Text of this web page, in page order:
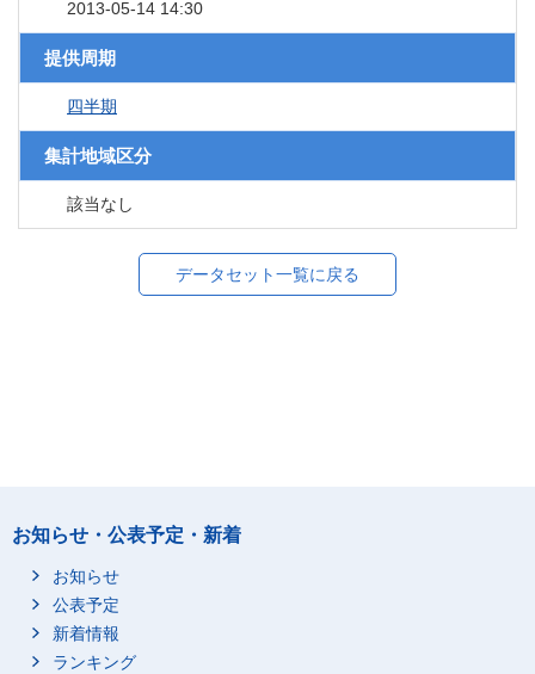
2013-05-14 14:30
提供周期
四半期
集計地域区分
該当なし
データセット一覧に戻る
お知らせ・公表予定・新着
お知らせ
公表予定
新着情報
ランキング